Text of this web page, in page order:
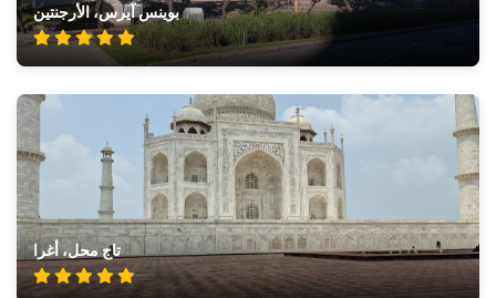
بوينس آيرس، الأرجنتين
تاج محل، أغرا